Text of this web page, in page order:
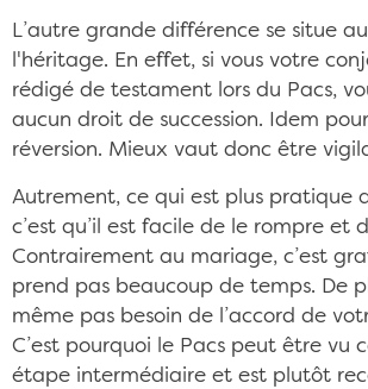
L’autre grande différence se situe
l'héritage. En effet, si vous votre
rédigé de testament lors du Pacs,
aucun droit de succession. Idem
réversion. Mieux vaut donc être
Autrement, ce qui est plus pratique
c’est qu’il est facile de le rompre et
Contrairement au mariage, c’est
prend pas beaucoup de temps. De
même pas besoin de l’accord de
C’est pourquoi le Pacs peut être vu
étape intermédiaire et est plutôt